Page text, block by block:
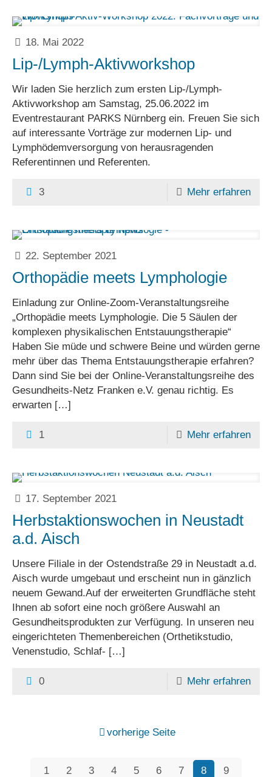
18. Mai 2022
Lip-/Lymph-Aktivworkshop
Wir laden Sie herzlich zum ersten Lip-/Lymph-
Aktivworkshop am Samstag, 25.06.2022 im
Eventrestaurant PARKS Nürnberg ein. Freuen Sie sich
auf interessante Vorträge zur modernen Lip- und
Lymphödemversorgung von herausragenden
Referentinnen und Referenten.
3 Mehr erfahren
22. September 2021
Orthopädie meets Lymphologie
Einladung zur Online-Zoom-Veranstaltungsreihe
„Orthopädie meets Lymphologie. Die 5 Säulen der
komplexen physikalischen Entstauungstherapie“
Haben Sie müde und schwere Beine und würden gerne
mehr über das Thema Entstauungstherapie erfahren?
Dann sind Sie bei der Online-Veranstaltungsreihe des
Gesundheits-Netz Franken e.V. genau richtig. Es
erwarten […]
1 Mehr erfahren
17. September 2021
Herbstaktionswochen in Neustadt
a.d. Aisch
Unsere Filiale in der Ostendstraße 29 in Neustadt a.d.
Aisch wurde umgebaut und erscheint nun in gänzlich
neuem Gewand.Auf der erweiterten Grundfläche steht
Ihnen ab sofort eine noch größere Auswahl an
Gesundheitsprodukten zur Verfügung. In unseren neu
eingerichteten Themenbereichen (Orthetikstudio,
Venenstudio, Schlaf- […]
0 Mehr erfahren
vorherige Seite
1 2 3 4 5 6 7 8
9